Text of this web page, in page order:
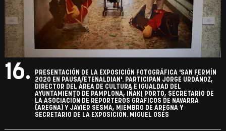
16.
PRESENTACIÓN DE LA EXPOSICIÓN FOTOGRÁFICA 'SAN FERMÍN
2020 EN PAUSA/ETENALDIAN'. PARTICIPAN JORGE URDÁNOZ,
DIRECTOR DEL ÁREA DE CULTURA E IGUALDAD DEL
AYUNTAMIENTO DE PAMPLONA, IÑAKI PORTO, SECRETARIO DE
LA ASOCIACIÓN DE REPORTEROS GRÁFICOS DE NAVARRA
(AREGNA) Y JAVIER SESMA, MIEMBRO DE AREGNA Y
SECRETARIO DE LA EXPOSICIÓN. MIGUEL OSÉS